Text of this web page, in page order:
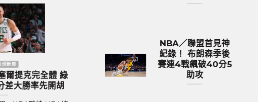
歐洲國家盃 足球新聞
2024歐國盃球隊身價排行 英格蘭身
價531億台幣傲視群雄
MLB／今永昇太
生涯前9戰防禦率
NBA／聯盟首見神
紀錄！ 布朗森季後
賽連4戰飆破40分5
助攻